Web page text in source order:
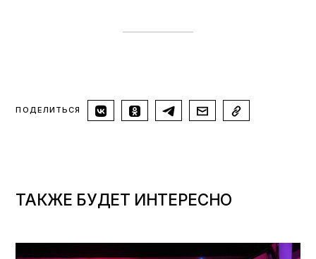
ПОДЕЛИТЬСЯ
ТАКЖЕ БУДЕТ ИНТЕРЕСНО